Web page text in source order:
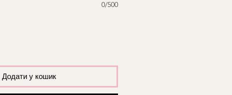
0/500
Додати у кошик